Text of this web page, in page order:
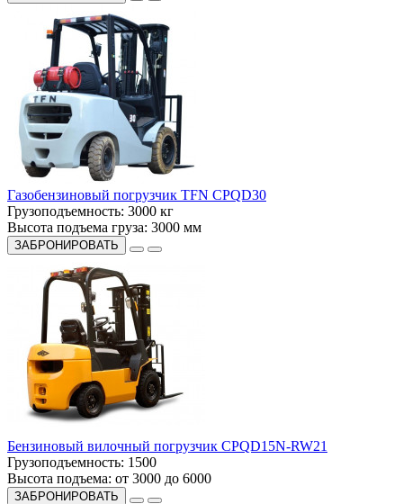
Газобензиновый погрузчик TFN CPQD30
Грузоподъемность: 3000 кг
Высота подъема груза: 3000 мм
ЗАБРОНИРОВАТЬ
Бензиновый вилочный погрузчик CPQD15N-RW21
Грузоподъемность: 1500
Высота подъема: от 3000 до 6000
ЗАБРОНИРОВАТЬ